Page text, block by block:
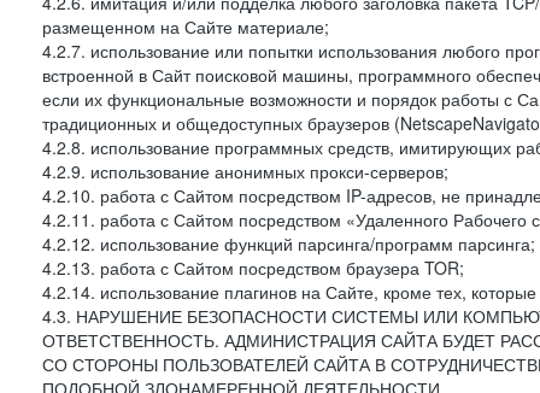
размещенном на Сайте материале;
4.2.7. использование или попытки использования любого
встроенной в Сайт поисковой машины, программного
если их функциональные возможности и порядок работы с
традиционных и общедоступных браузеров
4.2.8. использование программных средств, имитирующих
4.2.9. использование анонимных прокси-серверов;
4.2.10. работа с Сайтом посредством IP-адресов, не
4.2.11. работа с Сайтом посредством «Удаленного Рабочего
4.2.12. использование функций парсинга/программ парсинга;
4.2.13. работа с Сайтом посредством браузера TOR;
4.2.14. использование плагинов на Сайте, кроме тех,
4.3. НАРУШЕНИЕ БЕЗОПАСНОСТИ СИСТЕМЫ ИЛИ
ОТВЕТСТВЕННОСТЬ. АДМИНИСТРАЦИЯ САЙТА БУДЕТ
СО СТОРОНЫ ПОЛЬЗОВАТЕЛЕЙ САЙТА В
ПОДОБНОЙ ЗЛОНАМЕРЕННОЙ ДЕЯТЕЛЬНОСТИ.